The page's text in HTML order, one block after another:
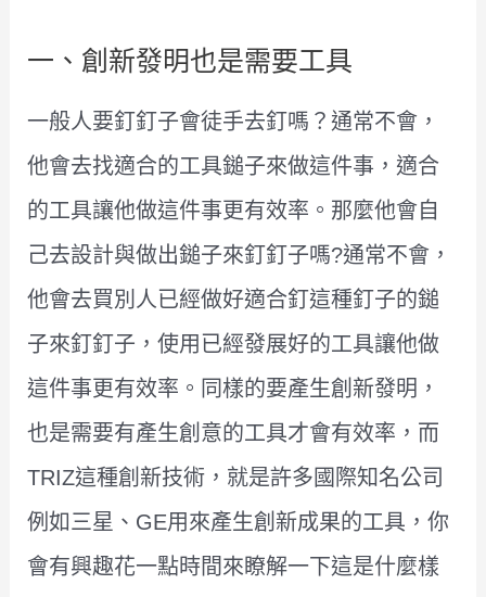
一、創新發明也是需要工具
一般人要釘釘子會徒手去釘嗎？通常不會，
他會去找適合的工具鎚子來做這件事，適合
的工具讓他做這件事更有效率。那麼他會自
己去設計與做出鎚子來釘釘子嗎?通常不會，
他會去買別人已經做好適合釘這種釘子的鎚
子來釘釘子，使用已經發展好的工具讓他做
這件事更有效率。同樣的要產生創新發明，
也是需要有產生創意的工具才會有效率，而
TRIZ這種創新技術，就是許多國際知名公司
例如三星、GE用來產生創新成果的工具，你
會有興趣花一點時間來瞭解一下這是什麼樣